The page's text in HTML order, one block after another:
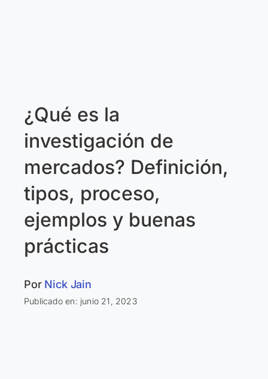
¿Qué es la
investigación de
mercados? Definición,
tipos, proceso,
ejemplos y buenas
prácticas
Por Nick Jain
Publicado en: junio 21, 2023